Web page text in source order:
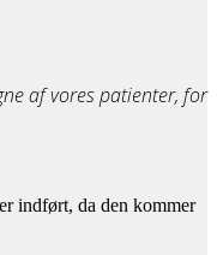
af vores patienter, for
indført, da den kommer